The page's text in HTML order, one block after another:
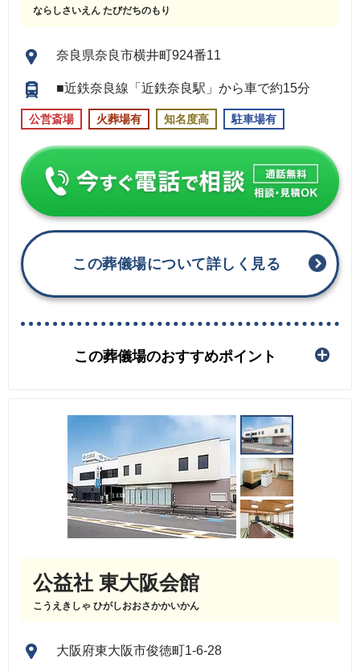
ならしさいえん たびだちのもり
奈良県奈良市横井町924番11
■近鉄奈良線「近鉄奈良駅」から車で約15分
公営斎場 火葬場有 知名度高 駐車場有
この葬儀場について詳しく見る
この葬儀場のおすすめポイント
公益社 東大阪会館
こうえきしゃ ひがしおおさかかいかん
大阪府東大阪市俊徳町1-6-28